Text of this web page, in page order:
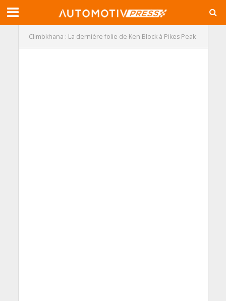
Climbkhana : La dernière folie de Ken Block à Pikes Peak